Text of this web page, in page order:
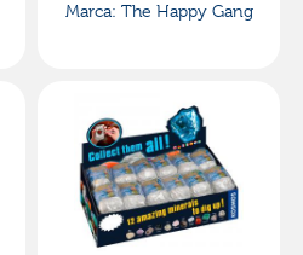
Marca: The Happy Gang